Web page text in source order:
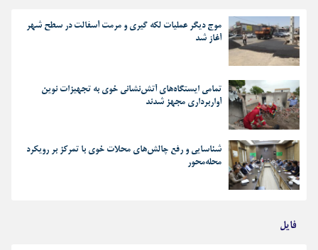
موج دیگر عملیات لکه گیری و مرمت آسفالت در سطح شهر
آغاز شد
تمامی ایستگاه‌های آتش‌نشانی خوی به تجهیزات نوین
آواربرداری مجهز شدند
شناسایی و رفع چالش‌های محلات خوی با تمرکز بر رویکرد
محله‌محور
فایل